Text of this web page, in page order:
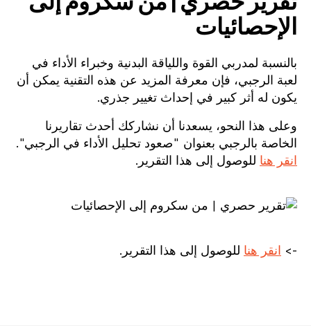
الإحصائيات
بالنسبة لمدربي القوة واللياقة البدنية وخبراء الأداء في
لعبة الرجبي، فإن معرفة المزيد عن هذه التقنية يمكن أن
يكون له أثر كبير في إحداث تغيير جذري.
وعلى هذا النحو، يسعدنا أن نشاركك أحدث تقاريرنا
الخاصة بالرجبي بعنوان "صعود تحليل الأداء في الرجبي".
انقر هنا للوصول إلى هذا التقرير.
-> انقر هنا للوصول إلى هذا التقرير.